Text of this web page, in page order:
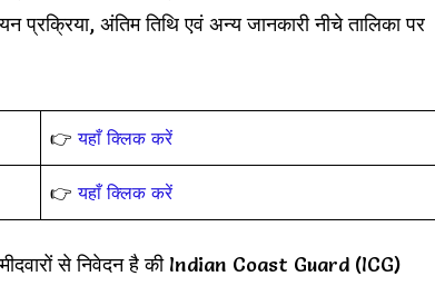
प्रक्रिया, अंतिम तिथि एवं अन्य जानकारी नीचे तालिका पर
👉यहाँ क्लिक करें
👉यहाँ क्लिक करें
से निवेदन है की Indian Coast Guard (ICG)